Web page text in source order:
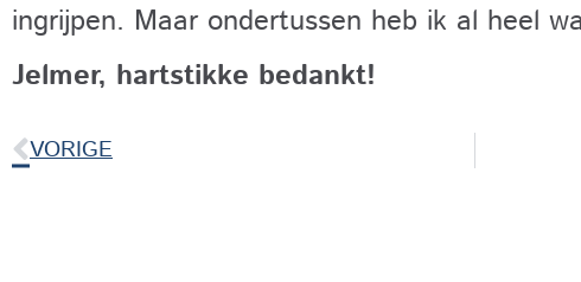
ingrijpen. Maar ondertussen heb ik al heel
Jelmer, hartstikke bedankt!
VORIGE